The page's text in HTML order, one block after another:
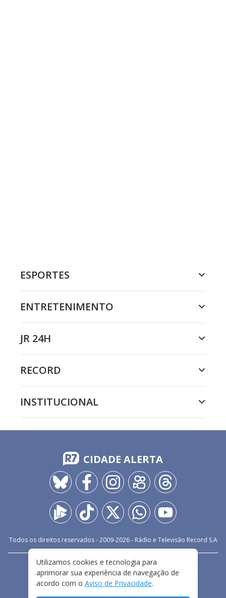
ESPORTES
ENTRETENIMENTO
JR 24H
RECORD
INSTITUCIONAL
CIDADE ALERTA
Todos os direitos reservados - 2009-2026- Rádio e Televisão Record S.A
FALE CONOSCO
PRIVACIDADE
TERMOS E CONDIÇÕES DE USO
Utilizamos cookies e tecnologia para
aprimorar sua experiência de navegação de
acordo com o Aviso de Privacidade.